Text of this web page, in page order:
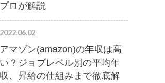
プロが解説
2022.06.02
アマゾン(amazon)の年収は高
い？ジョブレベル別の平均年
収、昇給の仕組みまで徹底解